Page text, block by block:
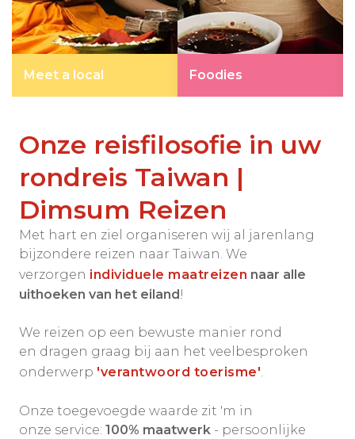
Meet a local Foodies
Onze reisfilosofie in uw
rondreis Taiwan |
Dimsum Reizen
Met hart en ziel organiseren wij al jarenlang
bijzondere reizen naar Taiwan. We
verzorgen individuele maatreizen naar alle
uithoeken van het eiland !
We reizen op een bewuste manier rond
en dragen graag bij aan het veelbesproken
onderwerp 'verantwoord toerisme'.
Onze toegevoegde waarde zit 'm in
onze service: 100% maatwerk - persoonlijke